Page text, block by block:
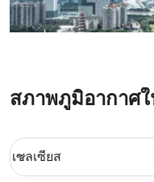
สภาพภูมิอากาศใ
Weather unit option เซล
เซลเซียส
keyboard_arrow_down